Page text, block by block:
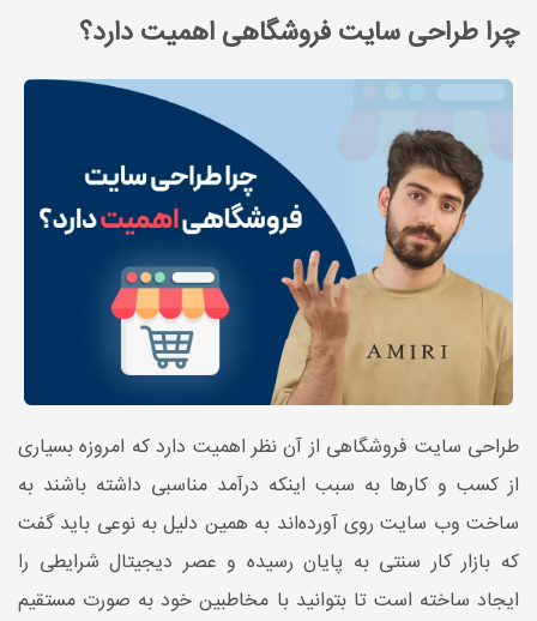
چرا طراحی سایت فروشگاهی اهمیت دارد؟
طراحی سایت فروشگاهی از آن نظر اهمیت دارد که امروزه بسیاری
از کسب و کارها به سبب اینکه درآمد مناسبی داشته باشند به
ساخت وب سایت روی آورده‌اند به همین دلیل به نوعی باید گفت
که بازار کار سنتی به پایان رسیده و عصر دیجیتال شرایطی را
ایجاد ساخته است تا بتوانید با مخاطبین خود به صورت مستقیم